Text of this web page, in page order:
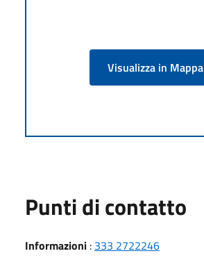
Visualizza in Mappa
Punti di contatto
Informazioni : 333 2722246